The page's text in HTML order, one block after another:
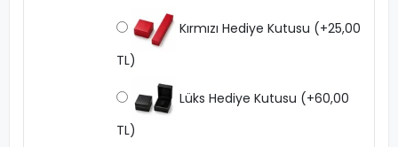
Kırmızı Hediye Kutusu (+25,00
TL)
Lüks Hediye Kutusu (+60,00
TL)